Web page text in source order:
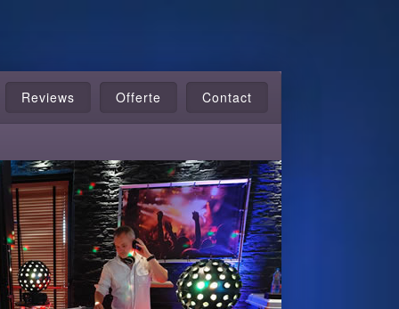
Reviews Offerte Contact